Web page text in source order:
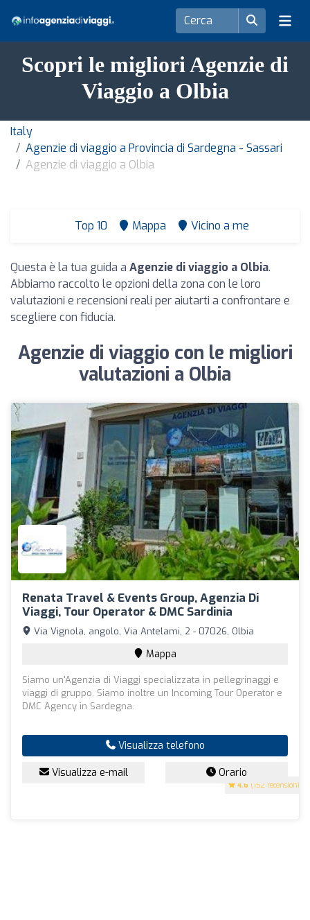
Scopri le migliori Agenzie di
Viaggio a Olbia
Italy
Agenzie di viaggio a Provincia di Sardegna - Sassari
Agenzie di viaggio a Olbia
Top 10 Mappa Vicino a me
Questa è la tua guida a Agenzie di viaggio a Olbia.
Abbiamo raccolto le opzioni della zona con le loro
valutazioni e recensioni reali per aiutarti a confrontare e
scegliere con fiducia.
Agenzie di viaggio con le migliori
valutazioni a Olbia
Renata Travel & Events Group, Agenzia Di
Viaggi, Tour Operator & DMC Sardinia
4.6 (152 recensioni)
Via Vignola, angolo, Via Antelami, 2 - 07026, Olbia
Mappa
Siamo un'Agenzia di Viaggi specializzata in pellegrinaggi e
viaggi di gruppo. Siamo inoltre un Incoming Tour Operator e
DMC Agency in Sardegna.
Visualizza telefono
Visualizza e-mail Orario